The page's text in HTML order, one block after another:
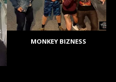
MONKEY BIZNESS